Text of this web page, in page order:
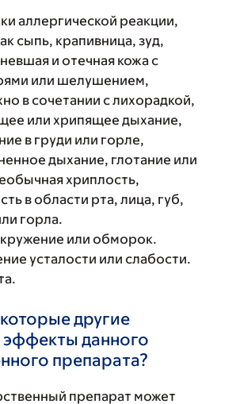
аллергической реакции,
сыпь, крапивница, зуд,
и отечная кожа с
или шелушением,
в сочетании с лихорадкой,
или хрипящее дыхание,
в груди или горле,
дыхание, глотание или
хриплость,
в области рта, лица, губ,
горла.
или обморок.
усталости или слабости.
другие
данного
препарата?
препарат может